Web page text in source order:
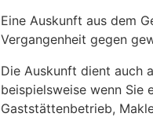
Eine Auskunft aus dem
Vergangenheit gegen
Die Auskunft dient auch
beispielsweise wenn Sie
Gaststättenbetrieb,